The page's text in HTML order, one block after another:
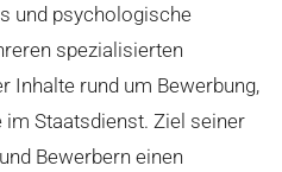
und psychologische
spezialisierten
Inhalte rund um Bewerbung,
Staatsdienst. Ziel seiner
Bewerbern einen